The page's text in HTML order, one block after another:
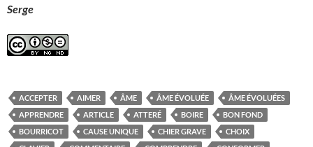
Serge
ACCEPTER AIMER ÂME ÂME ÉVOLUÉE
ÂME ÉVOLUÉES
APPRENDRE
ARTICLE ATTERÉ BOIRE
BON FOND
BOURRICOT
CAUSE UNIQUE CHIER GRAVE
CHOIX